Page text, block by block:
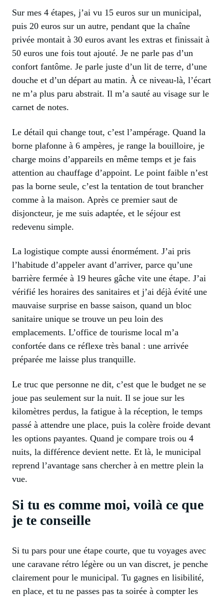
Sur mes 4 étapes, j’ai vu 15 euros sur un municipal,
puis 20 euros sur un autre, pendant que la chaîne
privée montait à 30 euros avant les extras et finissait à
50 euros une fois tout ajouté. Je ne parle pas d’un
confort fantôme. Je parle juste d’un lit de terre, d’une
douche et d’un départ au matin. À ce niveau-là, l’écart
ne m’a plus paru abstrait. Il m’a sauté au visage sur le
carnet de notes.
Le détail qui change tout, c’est l’ampérage. Quand la
borne plafonne à 6 ampères, je range la bouilloire, je
charge moins d’appareils en même temps et je fais
attention au chauffage d’appoint. Le point faible n’est
pas la borne seule, c’est la tentation de tout brancher
comme à la maison. Après ce premier saut de
disjoncteur, je me suis adaptée, et le séjour est
redevenu simple.
La logistique compte aussi énormément. J’ai pris
l’habitude d’appeler avant d’arriver, parce qu’une
barrière fermée à 19 heures gâche vite une étape. J’ai
vérifié les horaires des sanitaires et j’ai déjà évité une
mauvaise surprise en basse saison, quand un bloc
sanitaire unique se trouve un peu loin des
emplacements. L’office de tourisme local m’a
confortée dans ce réflexe très banal : une arrivée
préparée me laisse plus tranquille.
Le truc que personne ne dit, c’est que le budget ne se
joue pas seulement sur la nuit. Il se joue sur les
kilomètres perdus, la fatigue à la réception, le temps
passé à attendre une place, puis la colère froide devant
les options payantes. Quand je compare trois ou 4
nuits, la différence devient nette. Et là, le municipal
reprend l’avantage sans chercher à en mettre plein la
vue.
Si tu es comme moi, voilà ce que
je te conseille
Si tu pars pour une étape courte, que tu voyages avec
une caravane rétro légère ou un van discret, je penche
clairement pour le municipal. Tu gagnes en lisibilité,
en place, et tu ne passes pas ta soirée à compter les